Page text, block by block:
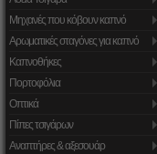
Μηχανές που κόβουν καπνό
Αρωματικές σταγόνες για καπνό
Καπνοθήκες
Πορτοφόλια
Οπτικά
Πίπες τσιγάρων
Αναπτήρες & αξεσουάρ